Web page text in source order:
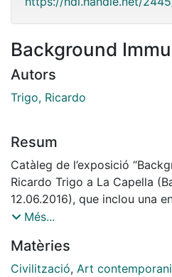
Background
Autors
Trigo, Ricardo
Resum
Catàleg de l’exposició
Ricardo Trigo a La Capella
12.06.2016), que inclou una
Armengol. Des d’un
seus àmbits empresarial,
esdevenen suports en les
Més...
Matèries
Civilització, Art contemporani